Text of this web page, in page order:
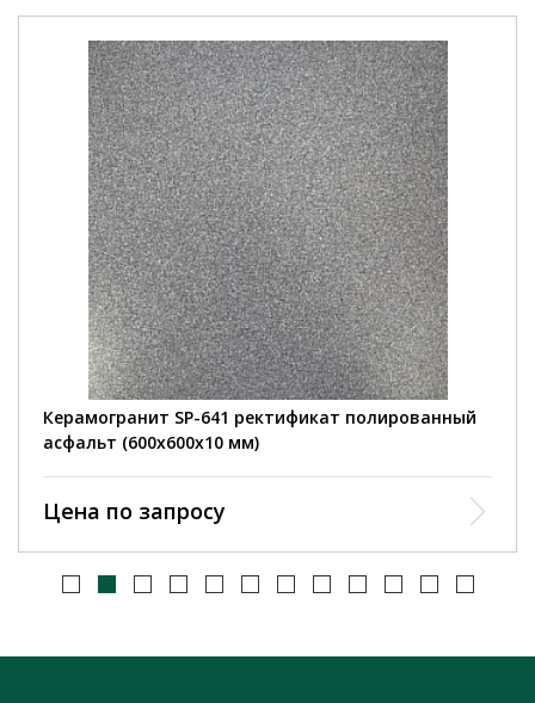
Керамогранит SP-641 ректификат полированный
асфальт (600х600х10 мм)
Цена по запросу